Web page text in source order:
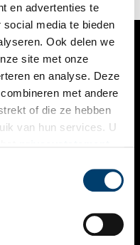
en advertenties te
media te bieden
Ook delen we
site met onze
en analyse. Deze
met andere
of die ze hebben
van hun services. U